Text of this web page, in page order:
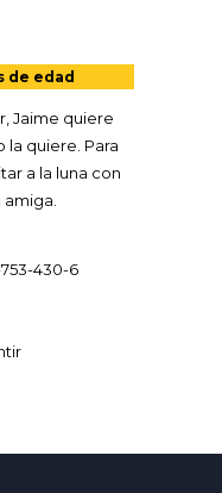
de edad
Jaime quiere
la quiere. Para
a la luna con
amiga.
430-6